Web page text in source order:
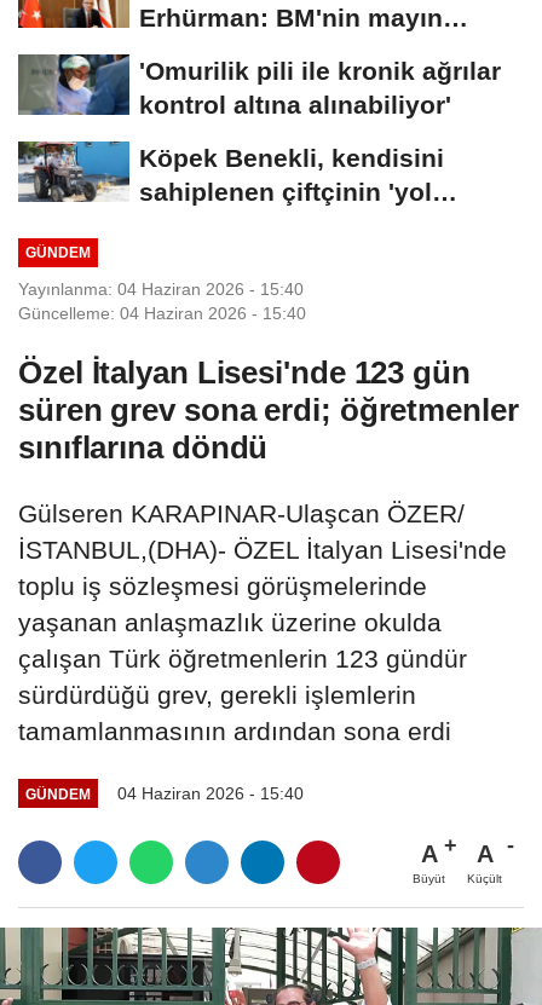
Erhürman: BM'nin mayın
'Omurilik pili ile kronik ağrılar
kontrol altına alınabiliyor'
Köpek Benekli, kendisini
sahiplenen çiftçinin 'yol
GÜNDEM
Yayınlanma: 04 Haziran 2026 - 15:40
Güncelleme: 04 Haziran 2026 - 15:40
Özel İtalyan Lisesi'nde 123 gün
süren grev sona erdi; öğretmenler
sınıflarına döndü
Gülseren KARAPINAR-Ulaşcan ÖZER/
İSTANBUL,(DHA)- ÖZEL İtalyan Lisesi'nde
toplu iş sözleşmesi görüşmelerinde
yaşanan anlaşmazlık üzerine okulda
çalışan Türk öğretmenlerin 123 gündür
sürdürdüğü grev, gerekli işlemlerin
tamamlanmasının ardından sona erdi
GÜNDEM 04 Haziran 2026 - 15:40
A
Büyüt
A
Küçült